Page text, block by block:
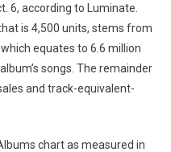
6, according to Luminate.
is 4,500 units, stems from
equates to 6.6 million
songs. The remainder
and track-equivalent-
chart as measured in